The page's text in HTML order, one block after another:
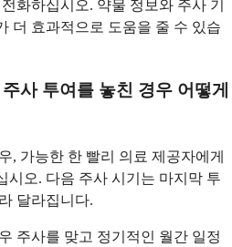
화하십시오. 약물 정보와 주사 기
더 효과적으로 도움을 줄 수 있습
사 투여를 놓친 경우 어떻게
, 가능한 한 빨리 의료 제공자에게
시오. 다음 주사 시기는 마지막 투
달라집니다.
주사를 맞고 정기적인 월간 일정